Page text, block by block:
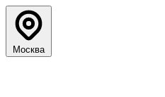
Москва